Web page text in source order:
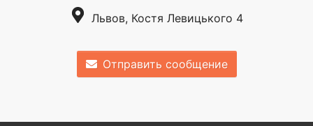
Львов, Костя Левицького 4
Отправить сообщение